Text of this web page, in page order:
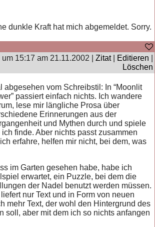
dunkle Kraft hat mich abgemeldet. Sorry.
15:17 am 21.11.2002 | Zitat| Editieren
Löschen
abgesehen vom Schreibstil: In “Moonlit
passiert einfach nichts. Ich wandere
lese mir längliche Prosa über
Erinnerungen aus der
und Mythen durch und spiele
finde. Aber nichts passt zusammen
erfahre, helfen mir nicht, bei dem, was
im Garten gesehen habe, habe ich
erwartet, ein Puzzle, bei dem die
der Nadel benutzt werden müssen.
nur Text und in Form von neuen
mehr Text, der wohl den Hintergrund des
soll, aber mit dem ich so nichts anfangen